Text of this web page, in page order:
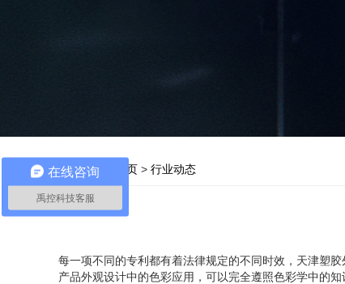
当前位置： 首页 > 行业动态
每一项不同的专利都有着法律规定的不同时效，天津塑
产品外观设计中的色彩应用，可以完全遵照色彩学中的
在线咨询
禹控科技客服